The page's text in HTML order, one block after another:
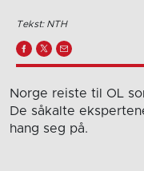
Tekst: NTH
Norge reiste til OL
De såkalte
hang seg på.